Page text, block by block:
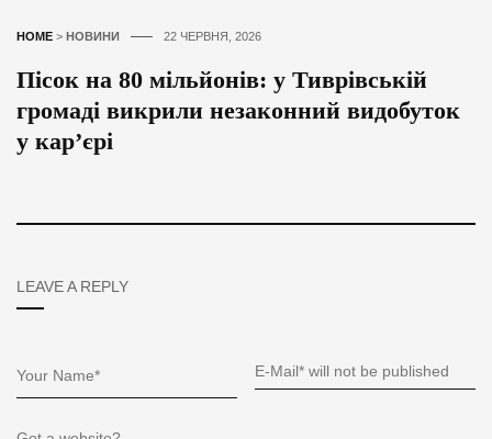
HOME > НОВИНИ 22 ЧЕРВНЯ, 2026
Пісок на 80 мільйонів: у Тиврівській
громаді викрили незаконний видобуток
у кар’єрі
LEAVE A REPLY